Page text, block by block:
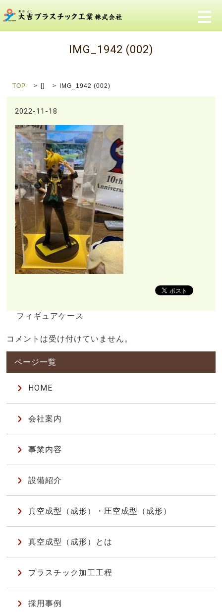
メ
IMG_1942 (002)
TOP [] IMG_1942 (002)
2022-11-18
フィギュアケース
コメントは受け付けていません。
HOME
会社案内
事業内容
設備紹介
真空成型（成形）・圧空成型（成形）
真空成型（成形）とは
プラスチック加工工程
採用事例